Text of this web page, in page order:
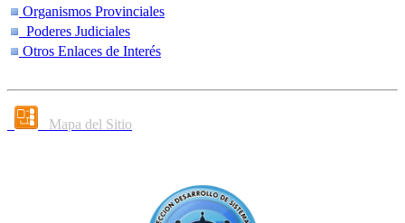
Organismos Provinciales
Poderes Judiciales
Otros Enlaces de Interés
Mapa del Sitio